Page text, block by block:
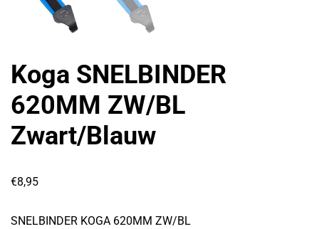
Koga SNELBINDER
620MM ZW/BL
Zwart/Blauw
€8,95
SNELBINDER KOGA 620MM ZW/BL